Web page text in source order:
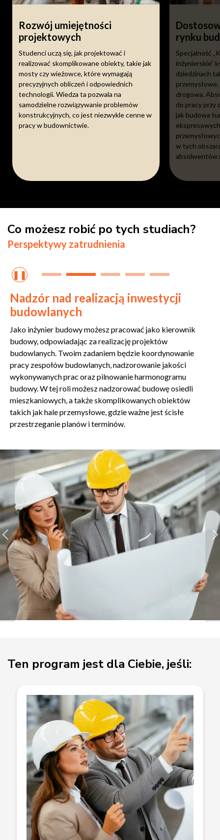
Rozwój umiejętności
projektowych
Studenci uczą się, jak projektować i
realizować skomplikowane obiekty, takie jak
mosty czy wieżowce, które wymagają
precyzyjnych obliczeń i odpowiednich
technologii. Wiedza ta pozwala na
samodzielne rozwiązywanie problemów
konstrukcyjnych, co jest niezwykle cenne w
pracy w budownictwie.
rynku
Specjalność
inżynierskie”
dziedzinach
drogowa.
do pracy przy
jak budowa
w tych
absolwentów
Co możesz robić po tych studiach?
Perspektywy zatrudnienia
Nadzór nad realizacją inwestycji
budowlanych
Jako inżynier budowy możesz pracować jako kierownik
budowy, odpowiadając za realizację projektów
budowlanych. Twoim zadaniem będzie koordynowanie
pracy zespołów budowlanych, nadzorowanie jakości
wykonywanych prac oraz pilnowanie harmonogramu
budowy. W tej roli możesz nadzorować budowę osiedli
mieszkaniowych, a także skomplikowanych obiektów
takich jak hale przemysłowe, gdzie ważne jest ścisłe
przestrzeganie planów i terminów.
❚❚
Ten program jest dla Ciebie, jeśli: